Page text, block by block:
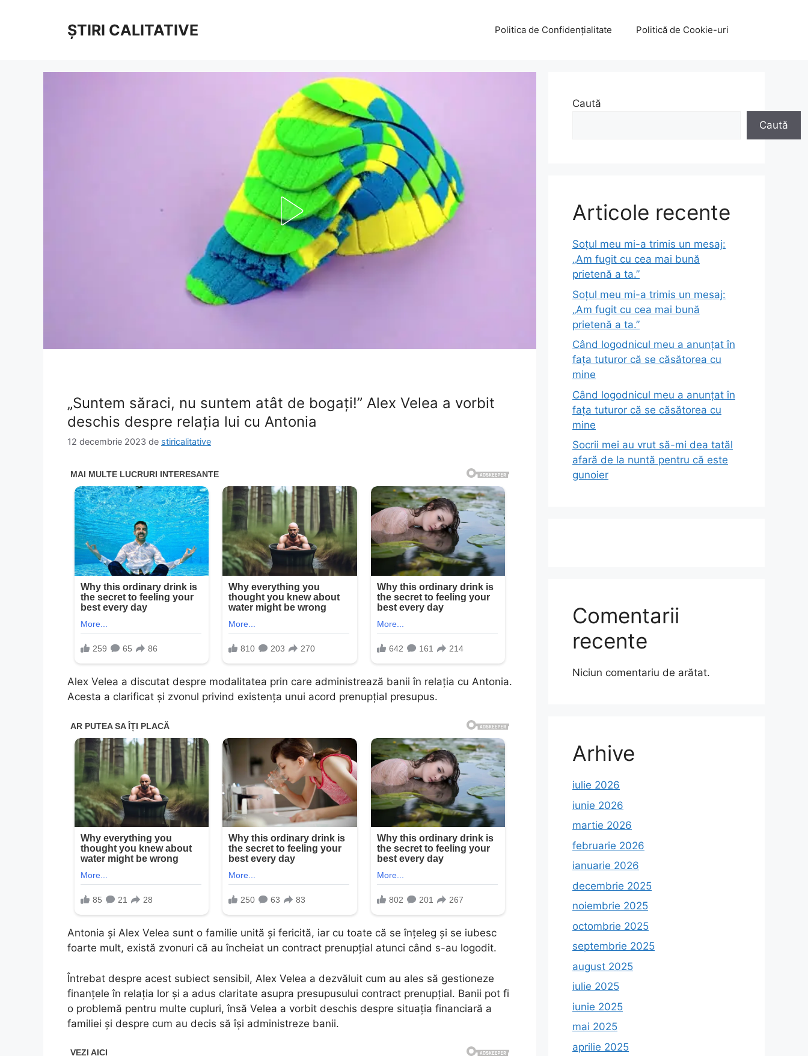
ȘTIRI CALITATIVE Politica de Confidențialitate Politică de Cookie-uri
„Suntem săraci, nu suntem atât de bogați!” Alex Velea a vorbit
deschis despre relația lui cu Antonia
12 decembrie 2023 de stiricalitative
Alex Velea a discutat despre modalitatea prin care administrează banii în relația cu Antonia.
Acesta a clarificat și zvonul privind existența unui acord prenupțial presupus.
Antonia și Alex Velea sunt o familie unită și fericită, iar cu toate că se înțeleg și se iubesc
foarte mult, există zvonuri că au încheiat un contract prenupțial atunci când s-au logodit.
Întrebat despre acest subiect sensibil, Alex Velea a dezvăluit cum au ales să gestioneze
finanțele în relația lor și a adus claritate asupra presupusului contract prenupțial. Banii pot fi
o problemă pentru multe cupluri, însă Velea a vorbit deschis despre situația financiară a
familiei și despre cum au decis să își administreze banii.
Caută
Caută
Articole recente
Soțul meu mi-a trimis un mesaj:
„Am fugit cu cea mai bună
prietenă a ta.”
Soțul meu mi-a trimis un mesaj:
„Am fugit cu cea mai bună
prietenă a ta.”
Când logodnicul meu a anunțat în
fața tuturor că se căsătorea cu
mine
Când logodnicul meu a anunțat în
fața tuturor că se căsătorea cu
mine
Socrii mei au vrut să-mi dea tatăl
afară de la nuntă pentru că este
gunoier
Comentarii
recente
Niciun comentariu de arătat.
Arhive
iulie 2026
iunie 2026
martie 2026
februarie 2026
ianuarie 2026
decembrie 2025
noiembrie 2025
octombrie 2025
septembrie 2025
august 2025
iulie 2025
iunie 2025
mai 2025
aprilie 2025